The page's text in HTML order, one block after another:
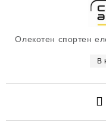
Олекотен спортен
В